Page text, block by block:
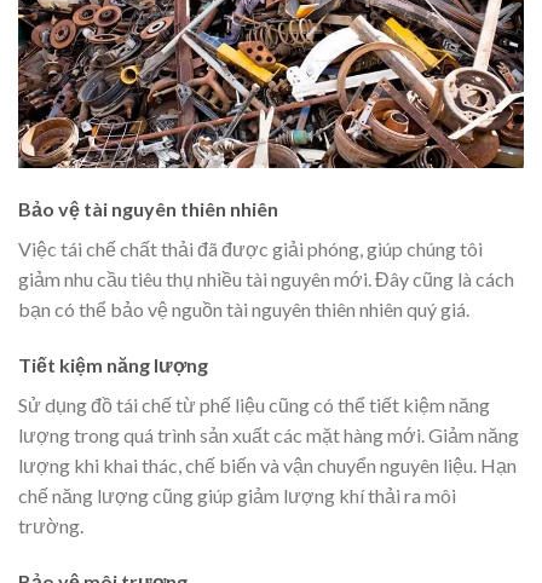
Bảo vệ tài nguyên thiên nhiên
Việc tái chế chất thải đã được giải phóng, giúp chúng tôi
giảm nhu cầu tiêu thụ nhiều tài nguyên mới. Đây cũng là cách
bạn có thể bảo vệ nguồn tài nguyên thiên nhiên quý giá.
Tiết kiệm năng lượng
Sử dụng đồ tái chế từ phế liệu cũng có thể tiết kiệm năng
lượng trong quá trình sản xuất các mặt hàng mới. Giảm năng
lượng khi khai thác, chế biến và vận chuyển nguyên liệu. Hạn
chế năng lượng cũng giúp giảm lượng khí thải ra môi
trường.